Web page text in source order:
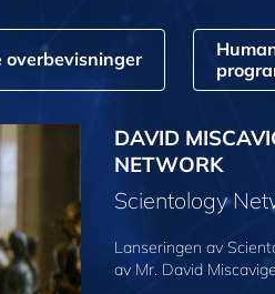
overbevisninger
DAVID
NETWORK
Scientology
Lanseringen av
av Mr. David